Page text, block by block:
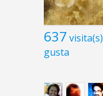
637 visita(s)
gusta